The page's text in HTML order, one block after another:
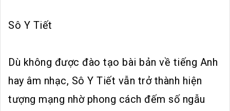
Sô Y Tiết
Dù không được đào tạo bài bản về tiếng Anh
hay âm nhạc, Sô Y Tiết vẫn trở thành hiện
tượng mạng nhờ phong cách đếm số ngẫu